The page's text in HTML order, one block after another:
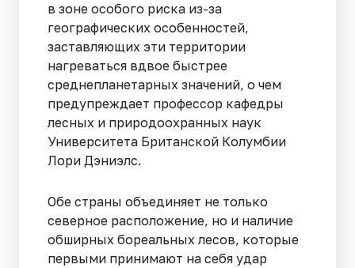
в зоне особого риска из-за
географических особенностей,
заставляющих эти территории
нагреваться вдвое быстрее
среднепланетарных значений, о чем
предупреждает профессор кафедры
лесных и природоохранных наук
Университета Британской Колумбии
Лори Дэниэлс.
Обе страны объединяет не только
северное расположение, но и наличие
обширных бореальных лесов, которые
первыми принимают на себя удар